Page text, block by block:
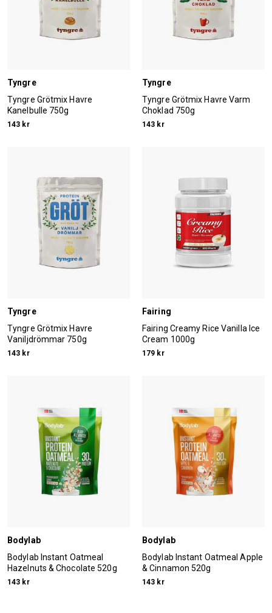
Tyngre
Tyngre Grötmix Havre
Kanelbulle 750g
143 kr
Tyngre
Tyngre Grötmix Havre Varm
Choklad 750g
143 kr
Tyngre
Tyngre Grötmix Havre
Vaniljdrömmar 750g
143 kr
Fairing
Fairing Creamy Rice Vanilla Ice
Cream 1000g
179 kr
Bodylab
Bodylab Instant Oatmeal
Hazelnuts & Chocolate 520g
143 kr
Bodylab
Bodylab Instant Oatmeal Apple
& Cinnamon 520g
143 kr